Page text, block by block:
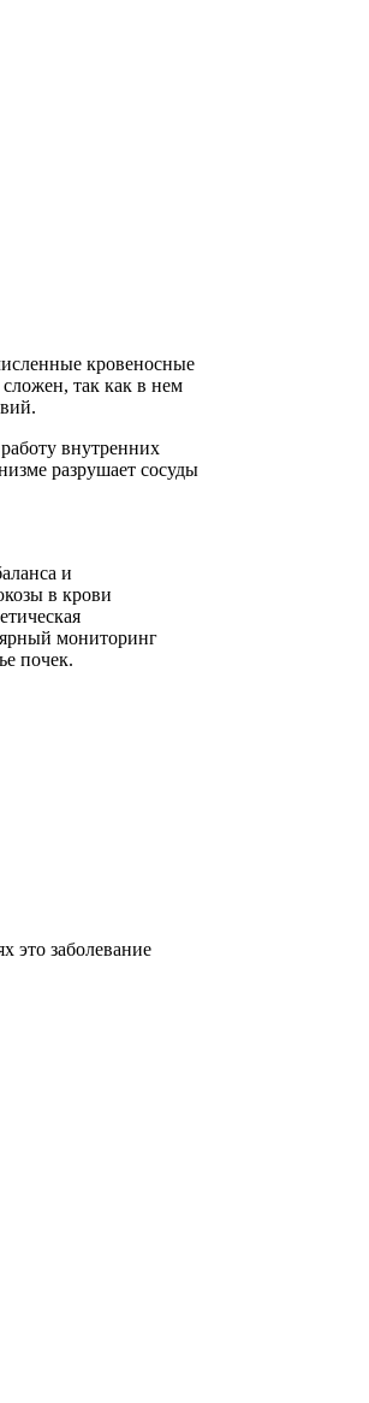
кровеносные
так как в нем
внутренних
разрушает сосуды
и
в крови
мониторинг
почек.
это заболевание